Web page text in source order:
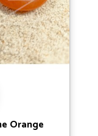
Orange